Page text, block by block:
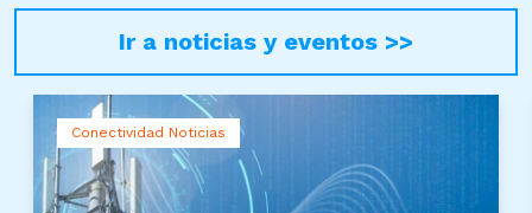
Ir a noticias y eventos >>
Conectividad Noticias